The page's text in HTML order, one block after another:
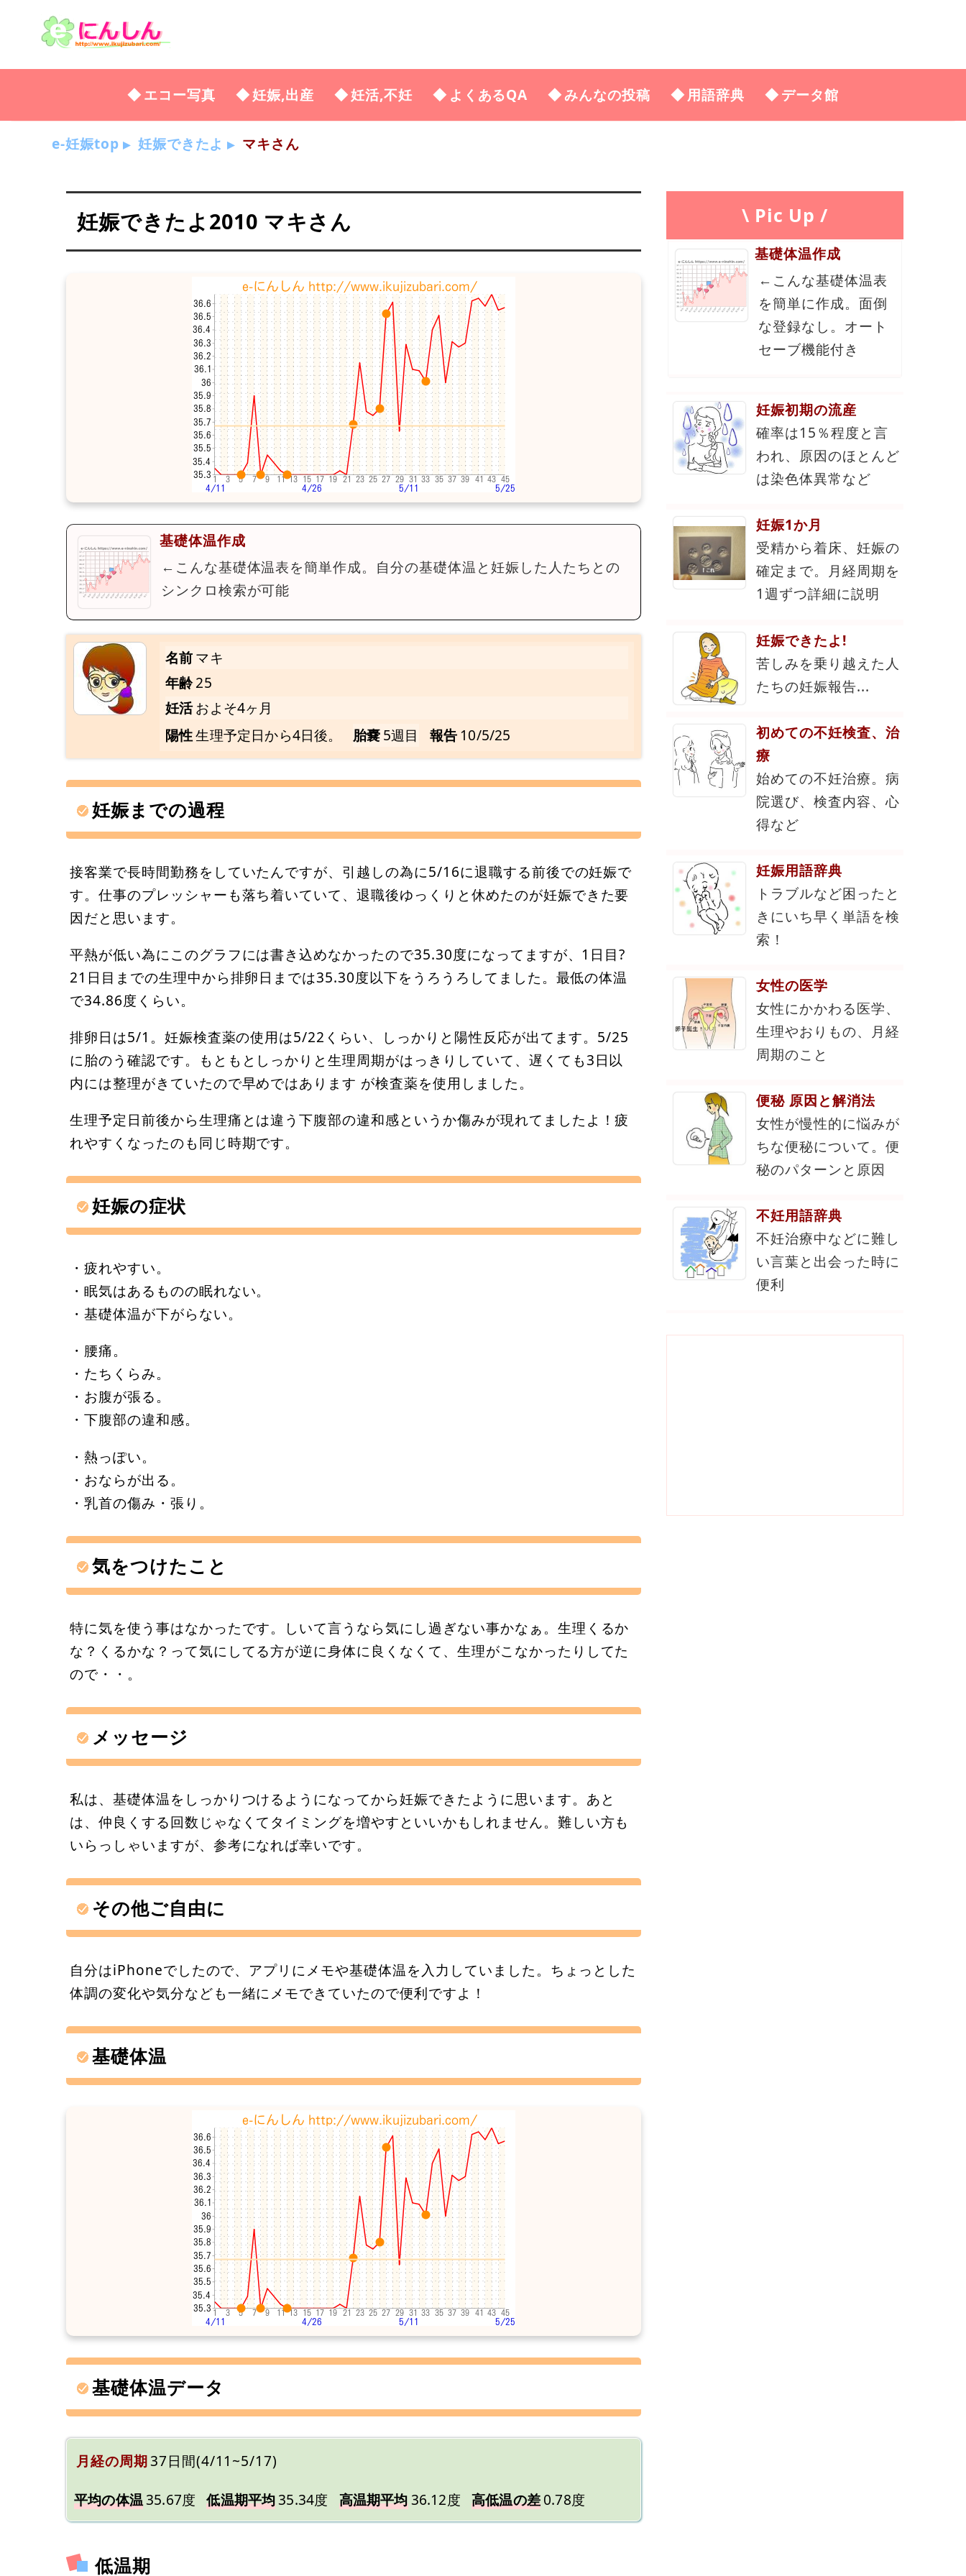
エコー写真 妊娠,出産 妊活,不妊 よくあるQA みんなの投稿 用語辞典 データ館
e-妊娠top 妊娠できたよ マキさん
妊娠できたよ2010 マキさん
基礎体温作成
←こんな基礎体温表を簡単作成。自分の基礎体温と妊娠した人たちとの
シンクロ検索が可能
名前マキ
年齢25
妊活およそ4ヶ月
陽性生理予定日から4日後。 胎嚢5週目 報告 10/5/25
妊娠までの過程
接客業で長時間勤務をしていたんですが、引越しの為に5/16に退職する前後での妊娠で
す。仕事のプレッシャーも落ち着いていて、退職後ゆっくりと休めたのが妊娠できた要
因だと思います。
平熱が低い為にこのグラフには書き込めなかったので35.30度になってますが、1日目?
21日目までの生理中から排卵日までは35.30度以下をうろうろしてました。最低の体温
で34.86度くらい。
排卵日は5/1。妊娠検査薬の使用は5/22くらい、しっかりと陽性反応が出てます。5/25
に胎のう確認です。もともとしっかりと生理周期がはっきりしていて、遅くても3日以
内には整理がきていたので早めではあります が検査薬を使用しました。
生理予定日前後から生理痛とは違う下腹部の違和感というか傷みが現れてましたよ！疲
れやすくなったのも同じ時期です。
妊娠の症状
・疲れやすい。
・眠気はあるものの眠れない。
・基礎体温が下がらない。
・腰痛。
・たちくらみ。
・お腹が張る。
・下腹部の違和感。
・熱っぽい。
・おならが出る。
・乳首の傷み・張り。
気をつけたこと
特に気を使う事はなかったです。しいて言うなら気にし過ぎない事かなぁ。生理くるか
な？くるかな？って気にしてる方が逆に身体に良くなくて、生理がこなかったりしてた
ので・・。
メッセージ
私は、基礎体温をしっかりつけるようになってから妊娠できたように思います。あと
は、仲良くする回数じゃなくてタイミングを増やすといいかもしれません。難しい方も
いらっしゃいますが、参考になれば幸いです。
その他ご自由に
自分はiPhoneでしたので、アプリにメモや基礎体温を入力していました。ちょっとした
体調の変化や気分なども一緒にメモできていたので便利ですよ！
基礎体温
基礎体温データ
月経の周期37日間(4/11~5/17)
平均の体温35.67度 低温期平均35.34度 高温期平均36.12度 高低温の差0.78度
低温期
\ Pic Up /
基礎体温作成
←こんな基礎体温表
を簡単に作成。面倒
な登録なし。オート
セーブ機能付き
妊娠初期の流産
確率は15％程度と言
われ、原因のほとんど
は染色体異常など
妊娠1か月
受精から着床、妊娠の
確定まで。月経周期を
1週ずつ詳細に説明
妊娠できたよ!
苦しみを乗り越えた人
たちの妊娠報告...
初めての不妊検査、治
療
始めての不妊治療。病
院選び、検査内容、心
得など
妊娠用語辞典
トラブルなど困ったと
きにいち早く単語を検
索！
女性の医学
女性にかかわる医学、
生理やおりもの、月経
周期のこと
便秘 原因と解消法
女性が慢性的に悩みが
ちな便秘について。便
秘のパターンと原因
不妊用語辞典
不妊治療中などに難し
い言葉と出会った時に
便利